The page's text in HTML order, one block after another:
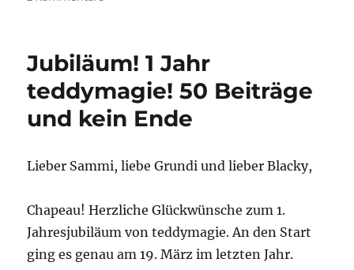
Jubiläum! 1 Jahr
teddymagie! 50 Beiträge
und kein Ende
Lieber Sammi, liebe Grundi und lieber Blacky,
Chapeau! Herzliche Glückwünsche zum 1.
Jahresjubiläum von teddymagie. An den Start
ging es genau am 19. März im letzten Jahr.